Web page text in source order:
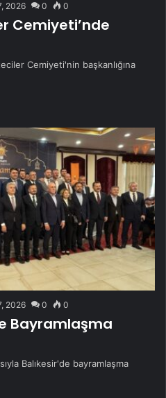
2026 0 0
Cemiyeti’nde
Cemiyeti'nin başkanlığına
2026 0 0
Bayramlaşma
Balıkesir'de bayramlaşma